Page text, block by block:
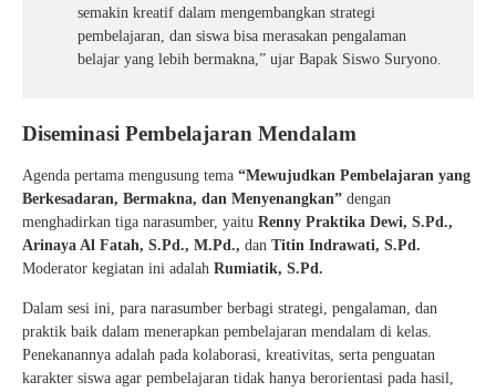
semakin kreatif dalam mengembangkan strategi
pembelajaran, dan siswa bisa merasakan pengalaman
belajar yang lebih bermakna,” ujar Bapak Siswo Suryono.
Diseminasi Pembelajaran Mendalam
Agenda pertama mengusung tema “Mewujudkan Pembelajaran yang
Berkesadaran, Bermakna, dan Menyenangkan” dengan
menghadirkan tiga narasumber, yaitu Renny Praktika Dewi, S.Pd.,
Arinaya Al Fatah, S.Pd., M.Pd., dan Titin Indrawati, S.Pd.
Moderator kegiatan ini adalah Rumiatik, S.Pd.
Dalam sesi ini, para narasumber berbagi strategi, pengalaman, dan
praktik baik dalam menerapkan pembelajaran mendalam di kelas.
Penekanannya adalah pada kolaborasi, kreativitas, serta penguatan
karakter siswa agar pembelajaran tidak hanya berorientasi pada hasil,